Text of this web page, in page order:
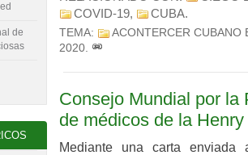
COVID-19, CUBA.
TEMA:
ACONTERCER CUBANO
2020.
Consejo Mundial por la
de médicos de la
Mediante una carta
de